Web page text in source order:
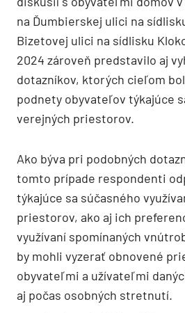
na Ďumbierskej ulici na
Bizetovej ulici na sídlisku
2024 zároveň predstavilo aj
dotazníkov, ktorých cieľom
podnety obyvateľov týkajúce
verejných priestorov.
Ako býva pri podobných
tomto prípade respondenti
týkajúce sa súčasného
priestorov, ako aj ich
využívaní spomínaných
by mohli vyzerať obnovené
obyvateľmi a užívateľmi
aj počas osobných stretnutí.